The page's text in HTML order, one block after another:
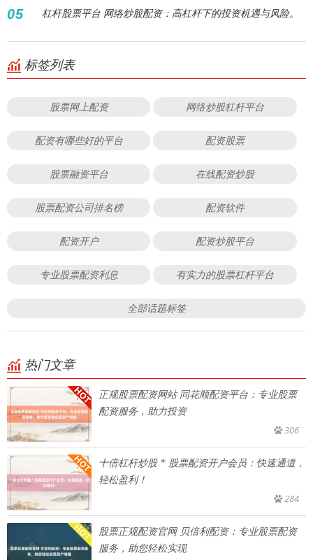
05 杠杆股票平台 网络炒股配资：高杠杆下的投资机遇与风险。
标签列表
股票网上配资 网络炒股杠杆平台
配资有哪些好的平台 配资股票
股票融资平台 在线配资炒股
股票配资公司排名榜 配资软件
配资开户 配资炒股平台
专业股票配资利息 有实力的股票杠杆平台
全部话题标签
热门文章
正规股票配资网站 同花顺配资平台：专业股票
配资服务，助力投资
306
十倍杠杆炒股 * 股票配资开户会员：快速通道，
轻松盈利！
284
股票正规配资官网 贝倍利配资：专业股票配资
服务，助您轻松实现